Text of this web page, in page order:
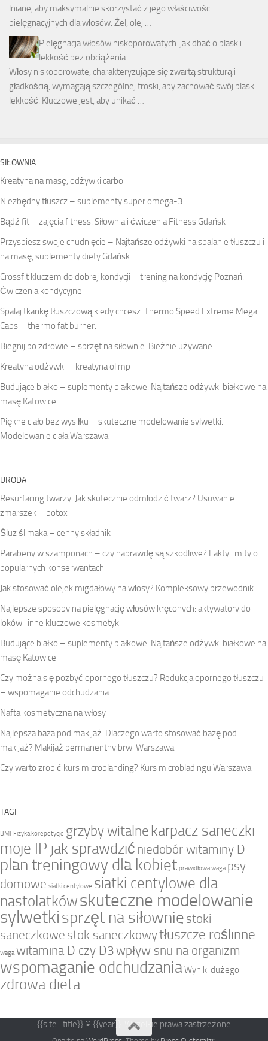
lniane, aby maksymalnie skorzystać z jego właściwości
pielęgnacyjnych dla włosów. Żel, olej …
Pielęgnacja włosów niskoporowatych: jak dbać o blask i
lekkość bez obciążenia
Włosy niskoporowate, charakteryzujące się zwartą strukturą i
gładkością, wymagają szczególnej troski, aby zachować swój blask i
lekkość. Kluczowe jest, aby unikać …
SIŁOWNIA
Kreatyna na masę, odżywki carbo
Niezbędny tłuszcz – suplementy super omega-3
Bądź fit – zajęcia fitness. Siłownia i ćwiczenia Fitness Gdańsk
Przyspiesz swoje chudnięcie – Najtańsze odżywki na spalanie tłuszczu i
na masę, suplementy diety Gdańsk.
Crossfit kluczem do dobrej kondycji – trening na kondycję Poznań.
Ćwiczenia kondycyjne
Spalaj tkankę tłuszczową kiedy chcesz. Thermo Speed Extreme Mega
Caps – thermo fat burner.
Biegnij po zdrowie – sprzęt na siłownie. Bieżnie używane
Kreatyna odżywki – kreatyna olimp
Budujące białko – suplementy białkowe. Najtańsze odżywki białkowe na
masę Katowice
Piękne ciało bez wysiłku – skuteczne modelowanie sylwetki.
Modelowanie ciała Warszawa
URODA
Resurfacing twarzy. Jak skutecznie odmłodzić twarz? Usuwanie
zmarszek – botox
Śluz ślimaka – cenny składnik
Parabeny w szamponach – czy naprawdę są szkodliwe? Fakty i mity o
popularnych konserwantach
Jak stosować olejek migdałowy na włosy? Kompleksowy przewodnik
Najlepsze sposoby na pielęgnację włosów kręconych: aktywatory do
loków i inne kluczowe kosmetyki
Budujące białko – suplementy białkowe. Najtańsze odżywki białkowe na
masę Katowice
Czy można się pozbyć opornego tłuszczu? Redukcja opornego tłuszczu
– wspomaganie odchudzania
Nafta kosmetyczna na włosy
Najlepsza baza pod makijaż. Dlaczego warto stosować bazę pod
makijaż? Makijaż permanentny brwi Warszawa
Czy warto zrobić kurs microblanding? Kurs microbladingu Warszawa
TAGI
BMI Fizyka korepetycje grzyby witalne karpacz saneczki
moje IP jak sprawdzić niedobór witaminy D
plan treningowy dla kobiet prawidłowa waga psy
domowe siatki centylowe siatki centylowe dla
nastolatkówskuteczne modelowanie
sylwetkisprzęt na siłownie stoki
saneczkowe stok saneczkowytłuszcze roślinne
waga witamina D czy D3wpływ snu na organizm
wspomaganie odchudzaniaWyniki dużego
zdrowa dieta
{{site_title}} © {{year}}. Wszelkie prawa zastrzeżone